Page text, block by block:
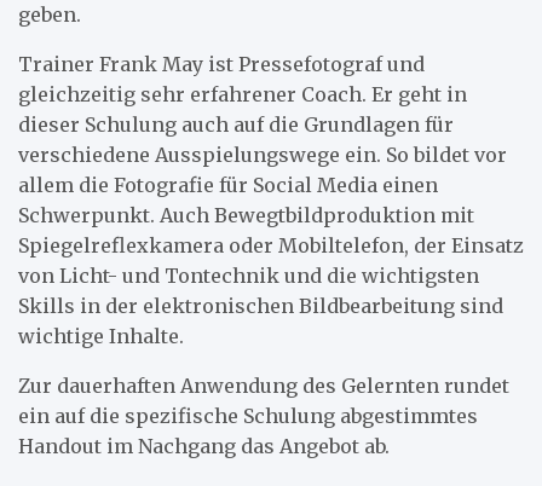
geben.
Trainer Frank May ist Pressefotograf und
gleichzeitig sehr erfahrener Coach. Er geht in
dieser Schulung auch auf die Grundlagen für
verschiedene Ausspielungswege ein. So bildet vor
allem die Fotografie für Social Media einen
Schwerpunkt. Auch Bewegtbildproduktion mit
Spiegelreflexkamera oder Mobiltelefon, der Einsatz
von Licht- und Tontechnik und die wichtigsten
Skills in der elektronischen Bildbearbeitung sind
wichtige Inhalte.
Zur dauerhaften Anwendung des Gelernten rundet
ein auf die spezifische Schulung abgestimmtes
Handout im Nachgang das Angebot ab.